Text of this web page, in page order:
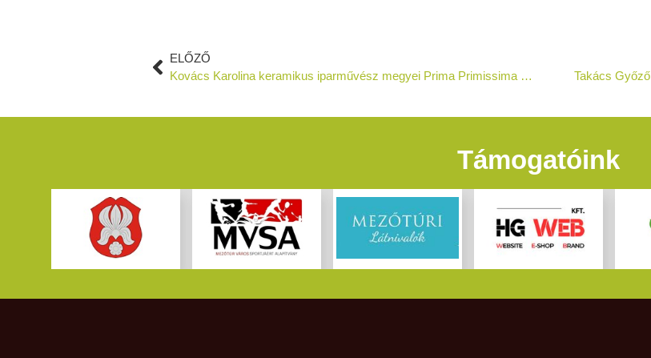
ELŐZŐ
Kovács Karolina keramikus iparművész megyei Prima Primissima díjas
Takács
Támogatóink